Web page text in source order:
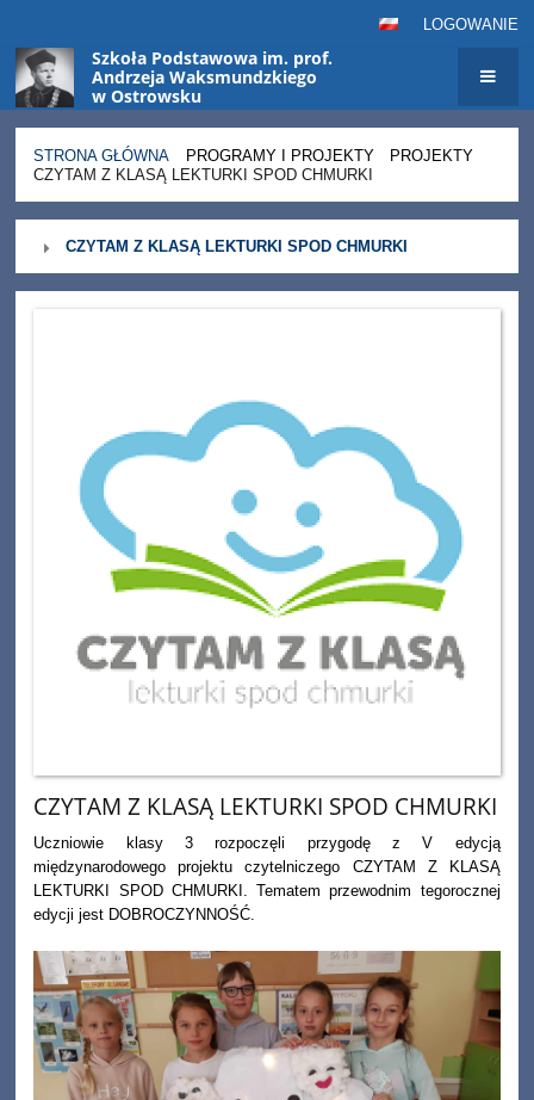
LOGOWANIE
Szkoła Podstawowa im. prof.
Andrzeja Waksmundzkiego
w Ostrowsku
STRONA GŁÓWNA PROGRAMY I PROJEKTY
PROJEKTY
CZYTAM Z KLASĄ LEKTURKI SPOD CHMURKI
Czytam
klasą
CZYTAM Z KLASĄ LEKTURKI SPOD CHMURKI
CZYTAM Z KLASĄ LEKTURKI SPOD CHMURKI
Uczniowie klasy 3 rozpoczęli przygodę z V edycją
międzynarodowego projektu czytelniczego CZYTAM Z KLASĄ
LEKTURKI SPOD CHMURKI. Tematem przewodnim tegorocznej
edycji jest DOBROCZYNNOŚĆ.